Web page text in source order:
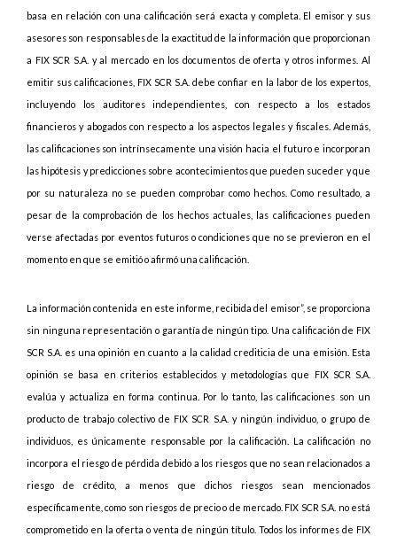
basa en relación con una calificación será exacta y completa. El emisor y sus
asesores son responsables de la exactitud de la información que proporcionan
a FIX SCR S.A. y al mercado en los documentos de oferta y otros informes. Al
emitir sus calificaciones, FIX SCR S.A. debe confiar en la labor de los expertos,
incluyendo los auditores independientes, con respecto a los estados
financieros y abogados con respecto a los aspectos legales y fiscales. Además,
las calificaciones son intrínsecamente una visión hacia el futuro e incorporan
las hipótesis y predicciones sobre acontecimientos que pueden suceder y que
por su naturaleza no se pueden comprobar como hechos. Como resultado, a
pesar de la comprobación de los hechos actuales, las calificaciones pueden
verse afectadas por eventos futuros o condiciones que no se previeron en el
momento en que se emitió o afirmó una calificación.
La información contenida en este informe, recibida del emisor”, se proporciona
sin ninguna representación o garantía de ningún tipo. Una calificación de FIX
SCR S.A. es una opinión en cuanto a la calidad crediticia de una emisión. Esta
opinión se basa en criterios establecidos y metodologías que FIX SCR S.A.
evalúa y actualiza en forma continua. Por lo tanto, las calificaciones son un
producto de trabajo colectivo de FIX SCR S.A. y ningún individuo, o grupo de
individuos, es únicamente responsable por la calificación. La calificación no
incorpora el riesgo de pérdida debido a los riesgos que no sean relacionados a
riesgo de crédito, a menos que dichos riesgos sean mencionados
específicamente, como son riesgos de precio o de mercado. FIX SCR S.A. no está
comprometido en la oferta o venta de ningún título. Todos los informes de FIX